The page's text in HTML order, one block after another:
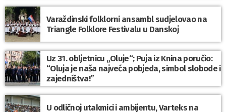
Varaždinski folklorni ansambl sudjelovao na
Triangle Folklore Festivalu u Danskoj
Uz 31. obljetnicu „Oluje“; Puja iz Knina poručio:
“Oluja je naša najveća pobjeda, simbol slobode i
zajedništva!”
U odličnoj utakmici i ambijentu, Varteks na